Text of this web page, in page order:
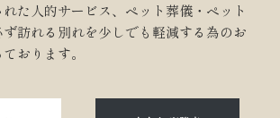
た人的サービス、ペット葬儀・ペット
訪れる別れを少しでも軽減する為のお
おります。